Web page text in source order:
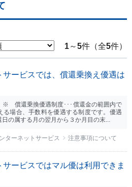
1～5件（全5件）
ービスでは、償還乗換え優遇は
※ 償還乗換優遇制度･･･償還金の範囲内で
る場合、手数料を優遇する制度です。優遇
の属する月の翌月から３か月目の末...
ターネットサービス 注意事項について
ービスではマル優は利用できま